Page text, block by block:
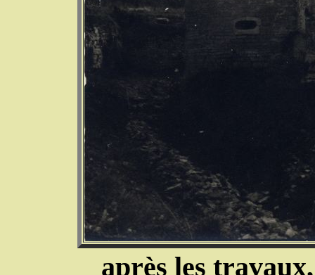
après les